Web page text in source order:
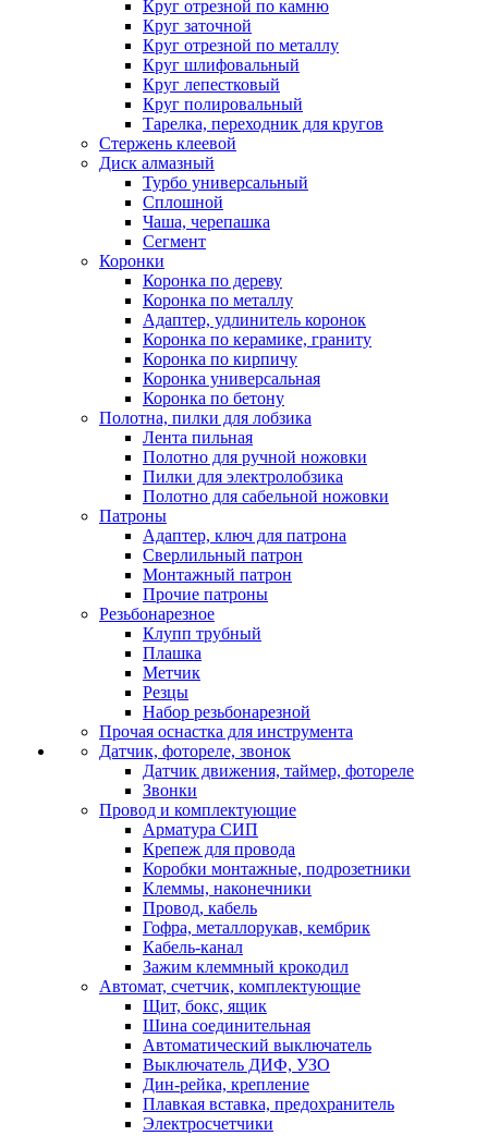
Круг отрезной по камню
Круг заточной
Круг отрезной по металлу
Круг шлифовальный
Круг лепестковый
Круг полировальный
Тарелка, переходник для кругов
Стержень клеевой
Диск алмазный
Турбо универсальный
Сплошной
Чаша, черепашка
Сегмент
Коронки
Коронка по дереву
Коронка по металлу
Адаптер, удлинитель коронок
Коронка по керамике, граниту
Коронка по кирпичу
Коронка универсальная
Коронка по бетону
Полотна, пилки для лобзика
Лента пильная
Полотно для ручной ножовки
Пилки для электролобзика
Полотно для сабельной ножовки
Патроны
Адаптер, ключ для патрона
Сверлильный патрон
Монтажный патрон
Прочие патроны
Резьбонарезное
Клупп трубный
Плашка
Метчик
Резцы
Набор резьбонарезной
Прочая оснастка для инструмента
Датчик, фотореле, звонок
Датчик движения, таймер, фотореле
Звонки
Провод и комплектующие
Арматура СИП
Крепеж для провода
Коробки монтажные, подрозетники
Клеммы, наконечники
Провод, кабель
Гофра, металлорукав, кембрик
Кабель-канал
Зажим клеммный крокодил
Автомат, счетчик, комплектующие
Щит, бокс, ящик
Шина соединительная
Автоматический выключатель
Выключатель ДИФ, УЗО
Дин-рейка, крепление
Плавкая вставка, предохранитель
Электросчетчики